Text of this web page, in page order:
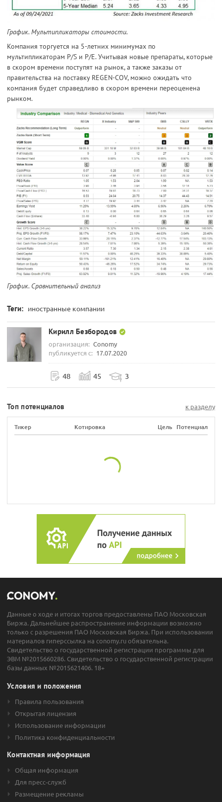
График. Мультипликаторы стоимости.
Компания торгуется на 5-летних минимумах по
мультипликаторам P/S и P/E. Учитывая новые препараты, которые
в скором времени поступят на рынок, а также заказы от
правительства на поставку REGEN-COV, можно ожидать что
компания будет справедливо в скором времени переоценена
рынком.
График. Сравнительный анализ
Теги: иностранные компании
Кирилл Безбородов
организация: Conomy
публикуется с: 17.07.2020
48 45 3
Топ потенциалов к разделу
Тикер Котировка Цель Потенциал
Данные о ходе и итогах торгов предоставлены ПАО Московская
Биржа. Дальнейшее распространение информации возможно
только с разрешения ПАО Московская Биржа. При использовании
материалов гиперссылка на conomy.ru обязательна.
Свидетельство о государственной регистрации программы для
ЭВМ №2015660286. Свидетельство о государственной регистрации
базы данных №2015621406. 18+
Условия и положения
Правила пользования
Открытая лицензия
Использование информации
Политика конфиденциальности
Контактная информация
Общая информация
Для пресс-служб
Размещение рекламы